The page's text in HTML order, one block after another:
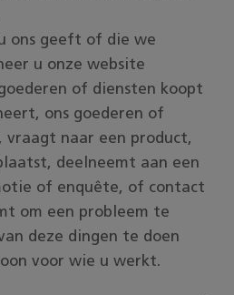
ons geeft of die we
u onze website
of diensten koopt
ons goederen of
vraagt naar een product,
deelneemt aan een
of enquête, of contact
om een probleem te
deze dingen te doen
voor wie u werkt.